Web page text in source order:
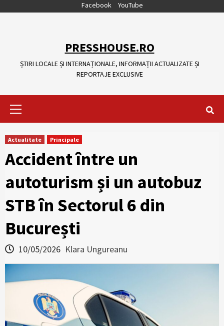
Facebook YouTube
PRESSHOUSE.RO
ȘTIRI LOCALE ȘI INTERNAȚIONALE, INFORMAȚII ACTUALIZATE ȘI
REPORTAJE EXCLUSIVE
Actualitate Principale
Accident între un
autoturism și un autobuz
STB în Sectorul 6 din
București
10/05/2026 Klara Ungureanu